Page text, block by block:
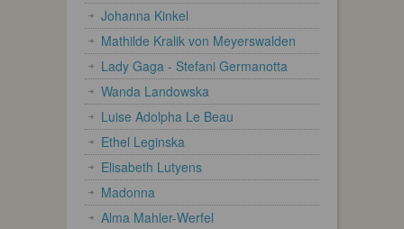
Johanna Kinkel
Mathilde Kralik von Meyerswalden
Lady Gaga - Stefani Germanotta
Wanda Landowska
Luise Adolpha Le Beau
Ethel Leginska
Elisabeth Lutyens
Madonna
Alma Mahler-Werfel